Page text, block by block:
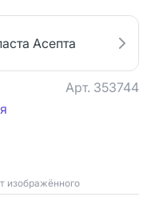
Асепта
Арт. 353744
изображённого